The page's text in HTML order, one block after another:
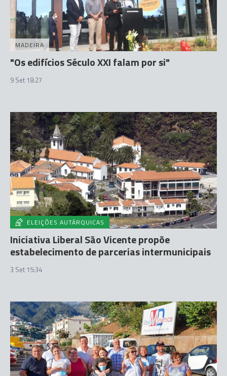
MADEIRA
"Os edifícios Século XXI falam por si"
9 Set 18:27
ELEIÇÕES AUTÁRQUICAS
Iniciativa Liberal São Vicente propõe
estabelecimento de parcerias intermunicipais
3 Set 15:34